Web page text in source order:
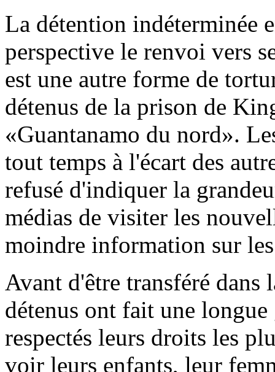
La détention indéterminée
perspective le renvoi vers
est une autre forme de
détenus de la prison de
«Guantanamo du nord».
tout temps à l'écart des
refusé d'indiquer la
médias de visiter les
moindre information sur
Avant d'être transféré
détenus ont fait une
respectés leurs droits les
voir leurs enfants, leur